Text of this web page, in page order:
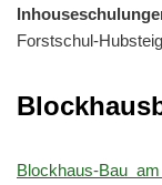
Forstschul-
Blockhaus-Bau am